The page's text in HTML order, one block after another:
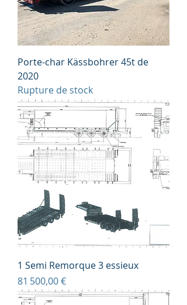
Porte-char Kässbohrer 45t de
2020
Rupture de stock
1 Semi Remorque 3 essieux
Prix
81 500,00 €